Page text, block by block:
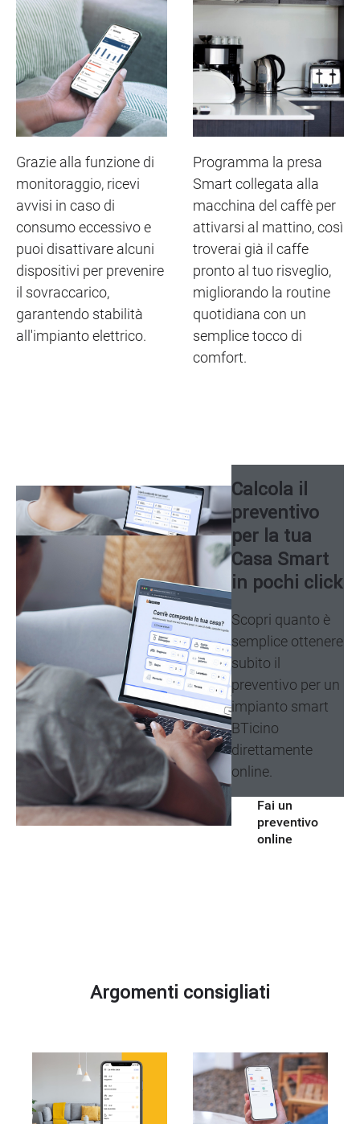
Grazie alla funzione di
monitoraggio, ricevi
avvisi in caso di
consumo eccessivo e
puoi disattivare alcuni
dispositivi per prevenire
il sovraccarico,
garantendo stabilità
all'impianto elettrico.
Programma la presa
Smart collegata alla
macchina del caffè per
attivarsi al mattino, così
troverai già il caffe
pronto al tuo risveglio,
migliorando la routine
quotidiana con un
semplice tocco di
comfort.
Image
Image
Calcola il
preventivo
per la tua
Casa Smart
in pochi click
Scopri quanto è
semplice ottenere
subito il
preventivo per un
impianto smart
BTicino
direttamente
online.
Fai un
preventivo
online
Argomenti consigliati